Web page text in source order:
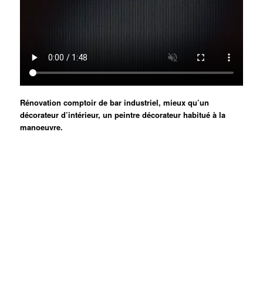
Rénovation comptoir de bar industriel, mieux qu’un
décorateur d’intérieur, un peintre décorateur habitué à la
manoeuvre.